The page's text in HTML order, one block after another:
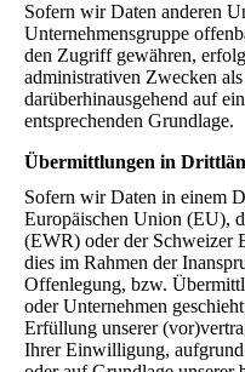
Sofern wir Daten anderen
Unternehmensgruppe
den Zugriff gewähren,
administrativen Zwecken
darüberhinausgehend auf
entsprechenden Grundlage.
Übermittlungen in
Sofern wir Daten in einem
Europäischen Union (EU),
(EWR) oder der Schweizer
dies im Rahmen der
Offenlegung, bzw.
oder Unternehmen
Erfüllung unserer
Ihrer Einwilligung,